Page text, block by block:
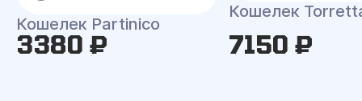
Кошелек Partinico
3380 ₽
Кошелек
7150 ₽